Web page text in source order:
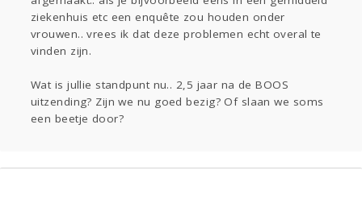
ziekenhuis etc een enquête zou houden onder
vrouwen.. vrees ik dat deze problemen echt overal te
vinden zijn.
Wat is jullie standpunt nu.. 2,5 jaar na de BOOS
uitzending? Zijn we nu goed bezig? Of slaan we soms
een beetje door?